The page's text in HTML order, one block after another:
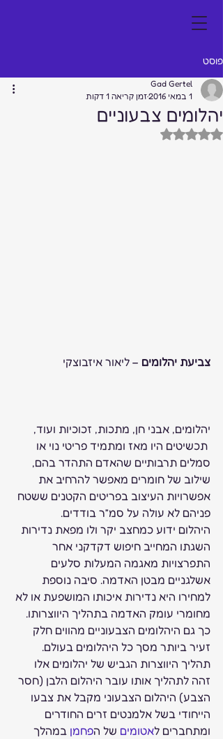
פוסט
יהלומים צבעוניים
Gad Gertel
1 במאי 2016
זמן קריאה 1 דקות
דירוג של NaN מתוך 5 כוכבים
צביעת יהלומים – ליאור איזבוצקי
יהלומים, אבני חן, מתכות, זכוכיות ועוד,
תכשיטים היו מאז ומתמיד פריטי נוי או
סמלים תרבותיים שהאדם התהדר בהם,
שילוב של חומרים מאפשר להרחיב את
אפשרויות העיצוב בפריטים הקטנים ששטח
פניהם לא עולה על סמ”ר בודדים.
היהלום ידוע כמחצב יקר ולו מפאת נדירות
השגתו המחייב חיפוש דקדקני אחר
התפרצויות מאגמה המעלות סלעים
אשלגניים מבטן האדמה. סיבה נוספת
למחירו היא נדירות איכותו המושפעת או לא
מחומרי עומק האדמה בתהליך היווצרותו.
כך גם היהלומים הצבעוניים מהווים חלק
זעיר ביותר מסך כל היהלומים בעולם.
תהליך היווצרות הגביש של יהלומים אלו
זהה לתהליך אותו עובר היהלום הלבן (חסר
הצבע) היהלום הצבעוני מקבל את צבעו
הייחודי בשל אלמנטים זרים החודרים
ומתחברים לאטומים של הפחמן במהלך